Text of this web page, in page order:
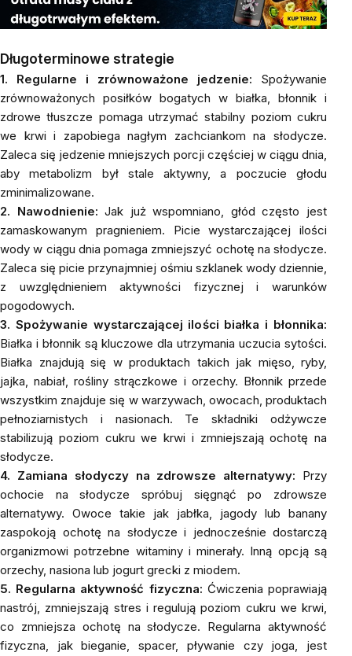
Długoterminowe strategie
1. Regularne i zrównoważone jedzenie: Spożywanie
zrównoważonych posiłków bogatych w białka, błonnik i
zdrowe tłuszcze pomaga utrzymać stabilny poziom cukru
we krwi i zapobiega nagłym zachciankom na słodycze.
Zaleca się jedzenie mniejszych porcji częściej w ciągu dnia,
aby metabolizm był stale aktywny, a poczucie głodu
zminimalizowane.
2. Nawodnienie: Jak już wspomniano, głód często jest
zamaskowanym pragnieniem. Picie wystarczającej ilości
wody w ciągu dnia pomaga zmniejszyć ochotę na słodycze.
Zaleca się picie przynajmniej ośmiu szklanek wody dziennie,
z uwzględnieniem aktywności fizycznej i warunków
pogodowych.
3. Spożywanie wystarczającej ilości białka i błonnika:
Białka i błonnik są kluczowe dla utrzymania uczucia sytości.
Białka znajdują się w produktach takich jak mięso, ryby,
jajka, nabiał,rośliny strączkowe i orzechy. Błonnik przede
wszystkim znajduje się w warzywach, owocach, produktach
pełnoziarnistych i nasionach. Te składniki odżywcze
stabilizują poziom cukru we krwi i zmniejszają ochotę na
słodycze.
4. Zamiana słodyczy na zdrowsze alternatywy: Przy
ochocie na słodycze spróbuj sięgnąć po zdrowsze
alternatywy. Owoce takie jak jabłka, jagody lub banany
zaspokoją ochotę na słodycze i jednocześnie dostarczą
organizmowi potrzebne witaminyiminerały. Inną opcją są
orzechy, nasiona lub jogurt grecki z miodem.
5. Regularna aktywność fizyczna: Ćwiczenia poprawiają
nastrój, zmniejszają stres i regulują poziom cukru we krwi,
co zmniejsza ochotę na słodycze. Regularna aktywność
fizyczna, jak bieganie, spacer, pływanie czy joga, jest